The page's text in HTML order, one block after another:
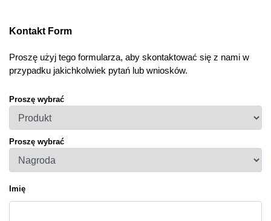
Kontakt Form
Proszę użyj tego formularza, aby skontaktować się z nami w
przypadku jakichkolwiek pytań lub wniosków.
Proszę wybrać
Proszę wybrać
Imię